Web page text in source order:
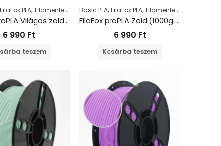
FilaFox PLA, Filamentek , PLA
FilaFox proPLA Világos zöld (1000g / 1,75mm)
6 990 Ft
teszem
Basic PLA, FilaFox PLA, Filamentek ,
FilaFox proPLA Zöld (1000g / 1,75mm)
6 990 Ft
Kosárba teszem